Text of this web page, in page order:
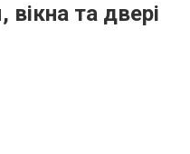
та двері